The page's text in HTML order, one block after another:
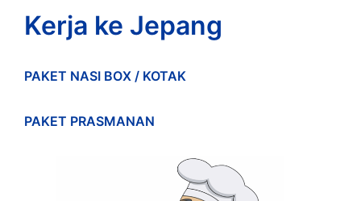
Kerja ke Jepang
PAKET NASI BOX / KOTAK
PAKET PRASMANAN